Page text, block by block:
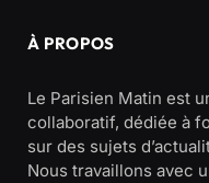
À PROPOS
Le Parisien Matin est
collaboratif, dédiée à
sur des sujets
Nous travaillons avec